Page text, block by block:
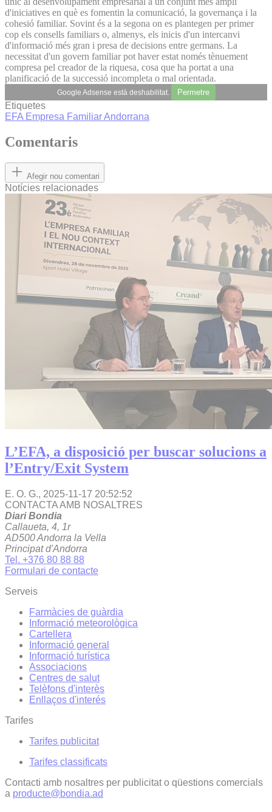
d'iniciatives en què es fomentin la comunicació, la governança i la
cohesió familiar. Sovint és a la segona on es plantegen per primer
cop els consells familiars o, almenys, els inicis d'un intercanvi
d'informació més gran i presa de decisions entre germans. La
necessitat d'un govern familiar pot haver estat només tènuement
compresa pel creador de la riquesa, cosa que ha portat a una
planificació de la successió incompleta o mal orientada.
Google Adsense està deshabilitat. Permetre
Etiquetes
EFA Empresa Familiar Andorrana
Comentaris
Afegir nou comentari
Notícies relacionades
L’EFA, a disposició per buscar solucions a
l’Entry/Exit System
E. O. G., 2025-11-17 20:52:52
CONTACTA AMB NOSALTRES
Diari Bondia
Callaueta, 4, 1r
AD500 Andorra la Vella
Principat d'Andorra
Tel. +376 80 88 88
Formulari de contacte
Serveis
Farmàcies de guàrdia
Informació meteorològica
Cartellera
Informació general
Informació turística
Associacions
Centres de salut
Telèfons d'interès
Enllaços d'interés
Tarifes
Tarifes publicitat
Tarifes classificats
Contacti amb nosaltres per publicitat o qüestions comercials
a producte@bondia.ad